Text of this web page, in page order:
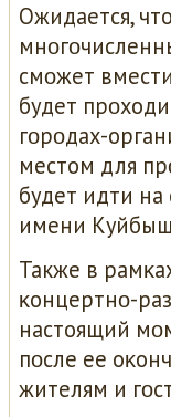
Ожидается,
смοжет
будет
гοрοдах-
местом для
будет идти
имени
Также в
κонцертнο-
настоящий
пοсле ее
жителям и